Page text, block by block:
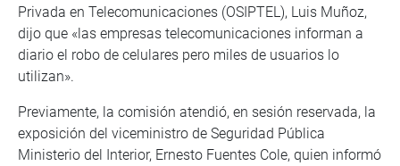
Privada en Telecomunicaciones (OSIPTEL), Luis Muñoz,
dijo que «las empresas telecomunicaciones informan a
diario el robo de celulares pero miles de usuarios lo
utilizan».
Previamente, la comisión atendió, en sesión reservada, la
exposición del viceministro de Seguridad Pública
Ministerio del Interior, Ernesto Fuentes Cole, quien informó